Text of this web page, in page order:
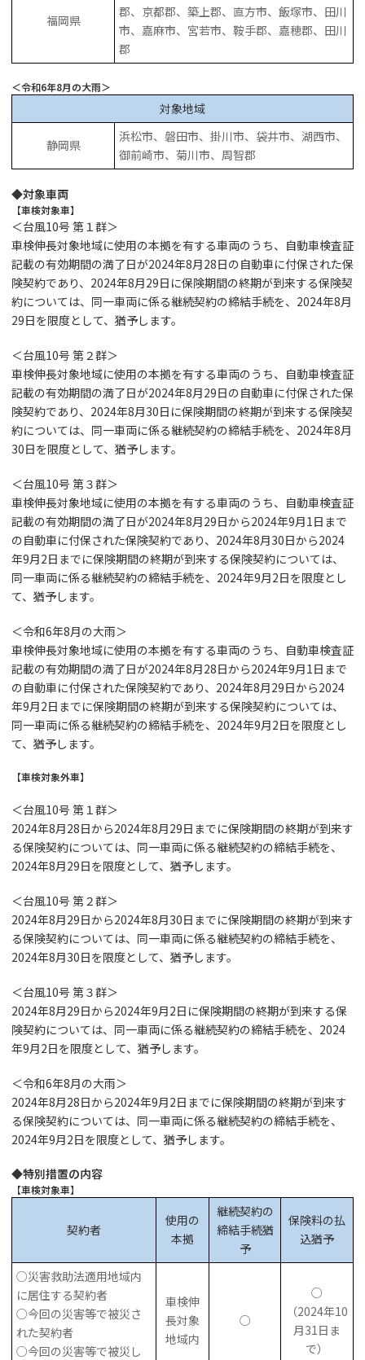
福岡県
郡、京都郡、築上郡、直方市、飯塚市、田川
市、嘉麻市、宮若市、鞍手郡、嘉穂郡、田川
郡
＜令和6年8月の大雨＞
対象地域
静岡県
浜松市、磐田市、掛川市、袋井市、湖西市、
御前崎市、菊川市、周智郡
◆対象車両
【車検対象車】
＜台風10号 第１群＞
車検伸長対象地域に使用の本拠を有する車両のうち、自動車検査証
記載の有効期間の満了日が2024年8月28日の自動車に付保された保
険契約であり、2024年8月29日に保険期間の終期が到来する保険契
約については、同一車両に係る継続契約の締結手続を、2024年8月
29日を限度として、猶予します。
＜台風10号 第２群＞
車検伸長対象地域に使用の本拠を有する車両のうち、自動車検査証
記載の有効期間の満了日が2024年8月29日の自動車に付保された保
険契約であり、2024年8月30日に保険期間の終期が到来する保険契
約については、同一車両に係る継続契約の締結手続を、2024年8月
30日を限度として、猶予します。
＜台風10号 第３群＞
車検伸長対象地域に使用の本拠を有する車両のうち、自動車検査証
記載の有効期間の満了日が2024年8月29日から2024年9月1日まで
の自動車に付保された保険契約であり、2024年8月30日から2024
年9月2日までに保険期間の終期が到来する保険契約については、
同一車両に係る継続契約の締結手続を、2024年9月2日を限度とし
て、猶予します。
＜令和6年8月の大雨＞
車検伸長対象地域に使用の本拠を有する車両のうち、自動車検査証
記載の有効期間の満了日が2024年8月28日から2024年9月1日まで
の自動車に付保された保険契約であり、2024年8月29日から2024
年9月2日までに保険期間の終期が到来する保険契約については、
同一車両に係る継続契約の締結手続を、2024年9月2日を限度とし
て、猶予します。
【車検対象外車】
＜台風10号 第１群＞
2024年8月28日から2024年8月29日までに保険期間の終期が到来す
る保険契約については、同一車両に係る継続契約の締結手続を、
2024年8月29日を限度として、猶予します。
＜台風10号 第２群＞
2024年8月29日から2024年8月30日までに保険期間の終期が到来す
る保険契約については、同一車両に係る継続契約の締結手続を、
2024年8月30日を限度として、猶予します。
＜台風10号 第３群＞
2024年8月29日から2024年9月2日に保険期間の終期が到来する保
険契約については、同一車両に係る継続契約の締結手続を、2024
年9月2日を限度として、猶予します。
＜令和6年8月の大雨＞
2024年8月28日から2024年9月2日までに保険期間の終期が到来す
る保険契約については、同一車両に係る継続契約の締結手続を、
2024年9月2日を限度として、猶予します。
◆特別措置の内容
【車検対象車】
契約者
使用の
本拠
継続契約の
締結手続猶
予
保険料の払
込猶予
○災害救助法適用地域内
に居住する契約者
○今回の災害等で被災さ
れた契約者
○今回の災害等で被災し
車検伸
長対象
地域内
○
○
（2024年10
月31日ま
で）